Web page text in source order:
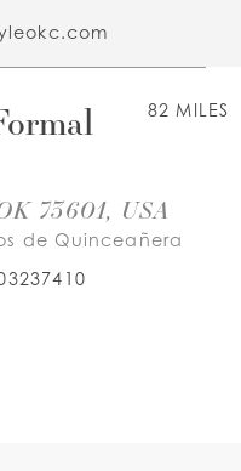
82 MILES
73601, USA
de Quinceañera